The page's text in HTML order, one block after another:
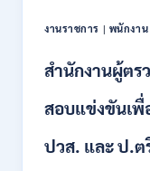
เป็น
หล
อัตรา
/
ป.
หล
งานราชการ | พนักงาน
สำนักงานผู้ตร
สอบแข่งขันเพื่
ปวส. และ ป.ต